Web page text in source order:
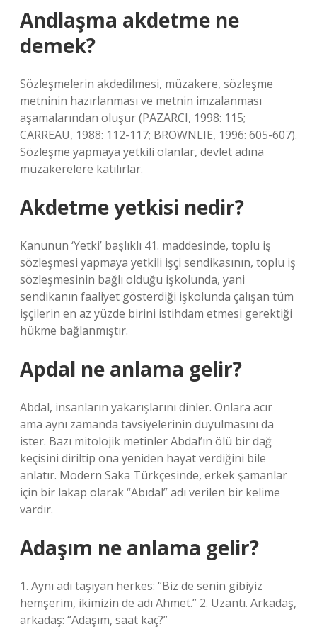
Andlaşma akdetme ne
demek?
Sözleşmelerin akdedilmesi, müzakere, sözleşme
metninin hazırlanması ve metnin imzalanması
aşamalarından oluşur (PAZARCI, 1998: 115;
CARREAU, 1988: 112-117; BROWNLIE, 1996: 605-607).
Sözleşme yapmaya yetkili olanlar, devlet adına
müzakerelere katılırlar.
Akdetme yetkisi nedir?
Kanunun ‘Yetki’ başlıklı 41. maddesinde, toplu iş
sözleşmesi yapmaya yetkili işçi sendikasının, toplu iş
sözleşmesinin bağlı olduğu işkolunda, yani
sendikanın faaliyet gösterdiği işkolunda çalışan tüm
işçilerin en az yüzde birini istihdam etmesi gerektiği
hükme bağlanmıştır.
Apdal ne anlama gelir?
Abdal, insanların yakarışlarını dinler. Onlara acır
ama aynı zamanda tavsiyelerinin duyulmasını da
ister. Bazı mitolojik metinler Abdal’ın ölü bir dağ
keçisini diriltip ona yeniden hayat verdiğini bile
anlatır. Modern Saka Türkçesinde, erkek şamanlar
için bir lakap olarak “Abıdal” adı verilen bir kelime
vardır.
Adaşım ne anlama gelir?
1. Aynı adı taşıyan herkes: “Biz de senin gibiyiz
hemşerim, ikimizin de adı Ahmet.” 2. Uzantı. Arkadaş,
arkadaş: “Adaşım, saat kaç?”